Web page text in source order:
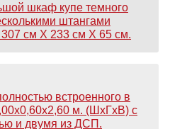
шкаф купе темного
штангами
см Х 233 см Х 65 см.
встроенного в
м. (ШхГхВ) с
и двумя из ДСП.